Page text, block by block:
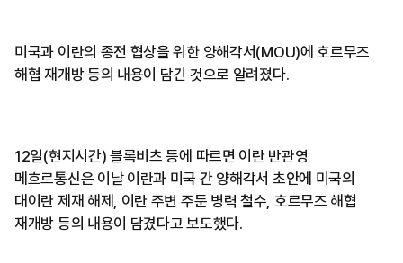
미국과 이란의 종전 협상을 위한 양해각서(MOU)에 호르무즈
해협 재개방 등의 내용이 담긴 것으로 알려졌다.
12일(현지시간) 블록비츠 등에 따르면 이란 반관영
메흐르통신은 이날 이란과 미국 간 양해각서 초안에 미국의
대이란 제재 해제, 이란 주변 주둔 병력 철수, 호르무즈 해협
재개방 등의 내용이 담겼다고 보도했다.